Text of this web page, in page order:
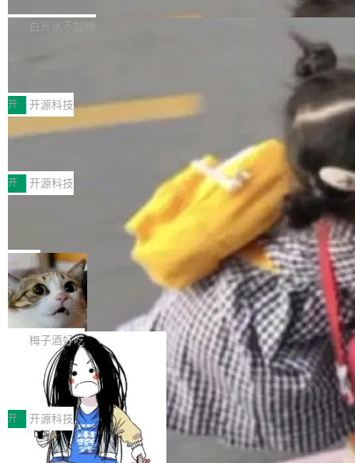
个主 agent 循环，外加一组后台 agent。这些后
库，并将作为transport接入Mooncake TENT。
MPComm将作为一种传输引擎接入Mooncake T
ENT，实现零拷贝传输性能提升30%、非零拷贝
传输性能最高提升5倍。UCL-MPComm底层基
于自研UCL-Engine通信引擎，后续腾讯网平将
持续开源更多基于UCL-Engine的高性能通信组
件。 腾讯网平团队在UCL-MPComm中实现了一
个独立于业务线程的全局通信引擎（Engine），
白开水不加糖
型案例入选名单》，深信服“面向企业研发场景的
开源 AI 编程平台 CoStrict 应用”凭借卓越的技术
创新与落地成效成功入选。 全链路私有化部署，
助力企业AI研发安全落地 当前，越来越多企业已
经开始引入 AI Coding 工具，通过调用公有云模
型或企业内部部署模型提升研发效率。但随着 AI
Coding 从个人辅助工具逐步走向团队级、组织
级应用，企业在规模化落地过程中，对安全性、
可控性和代码质量提出了更高要求。 首先是数据
安全与合规要求。对于大多数普通研发场景，公
有云模型能够满足快速试用和效率提升的需求。
但对于金融、能源、医疗等对数据安全要求较...
开 开源科技
深信服AI算力网关入选工信部人工智能
前不久，工业和信息化部正式发布《2025年人工
智能应用典型案例名单》，集中展示人工智能在
各领域的应用成果，覆盖技术底座、行业赋能、
产品应用、支撑保障、专题等五大方向。深信服
AI算力网关（AI创新平台）成功入选！ 随着各行
各业的Agent走向规模化建设，算力构成形态逐
渐丰富，用户关注的重点也在发生变化：不只是
让AI用起来，还要进一步看清混合算力时代下，
Token花在哪里、算力是否被充分利用，以及持
续增长的AI成本该如何优化。 深信服AI算力网关
正是围绕这些实际问题，从Token治理和成本治
理两个方面，让用户的每一份算力都看得清、管
得住、用得稳、省得下、更安全！ 一、从现在开
始，Token使用一目...
开 开源科技
Jeff Dean 离开 Google：一个时代的结
束，一个实验室的开始
Google 员工编号 20。MapReduce 作者之一。
Bigtable 作者之一。TensorFlow 的作者之一。
Gemini 的架构师。Google 首席科学家。 Jeff D
ean 在 Google 工作了 27 年后，宣布离职。 他
不是一个人走。一同离开的还有 Sanjay Ghema
wat（Google 员工编号 23，Jeff Dean 二十多
年的编程搭档，MapReduce 和 Bigtable 的共同
作者）、Quoc Le（Google 大脑核心成员，Se
q2Seq 和 DocAI 的共同发明人）以及 Oriol Vin
yals（Gemini 联合负责人，AlphaSta...
局
🔥 SolonCode v2026.8.4 发布：界面
字体可调、22 种语言、记忆搜索增强
打开终端就能上岗的全中文编码智能体，这一轮
把「看得清、用母语、记得住」三件事一次补
齐。 SolonCode 是什么 SolonCode 是杭州无
耳科技研发的企业级终端编码智能体——一位全
中文驱动的数字员工，自主理解需求、规划步
骤、编写代码。不挑模型、不挑平台，curl 一行
装完即用。 开源地址：Gitee · GitCode · GitHu
b 安装 支持 Java 8+（8~26）、macOS / Linu
梅子酒好吃
让“代码语义理解”深度释放AI Coding
价值潜能：华为云码道（CodeArts）
代码仓技术解析
一、代码仓深度理解技术的作用与价值 在软件工
程实践中，代码仓是企业核心知识资产的主要载
体。企业级代码仓库通常包含数十万乃至数百万
个文件，其规模远超单次模型调用可承载的上下
开 开源科技
一条“删库”命令跑 17 小时，算法工程